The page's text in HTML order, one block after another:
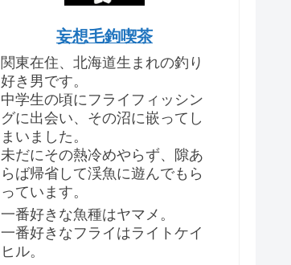
妄想毛鉤喫茶
関東在住、北海道生まれの釣り
好き男です。
中学生の頃にフライフィッシン
グに出会い、その沼に嵌ってし
まいました。
未だにその熱冷めやらず、隙あ
らば帰省して渓魚に遊んでもら
っています。
一番好きな魚種はヤマメ。
一番好きなフライはライトケイ
ヒル。